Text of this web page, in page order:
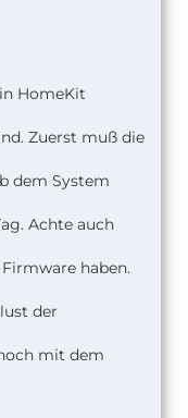
HomeKit
Zuerst muß die
dem System
Achte auch
haben.
der
mit dem